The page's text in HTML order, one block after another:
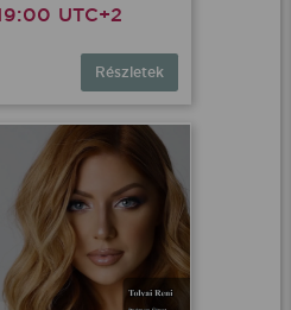
UTC+2
Részletek